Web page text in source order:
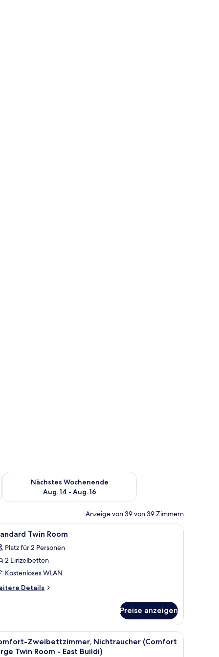
Aug. 7 - Aug. 9.
Nächstes Wochenende
Aug. 14 - Aug. 16
Überprüfe die Verfügbarkeit für nächstes Wochenende, Aug.
Anzeige von 39 von 39 Zimmern
und Spiegel. Ein Hotelzimmer mit zwei Betten, einem
1 Twin Room
Platz für 2 Personen
2 Einzelbetten
Kostenloses WLAN
Details
Preise anzeigen
kostenloses WLAN
Nachttisch und einem an der Wand befestigten Luftreiniger.
Ein Hotelzimmer mit einem Bett, einem
4
Zweibettzimmer, Nichtraucher (Comfort
Twin Room - East Buildi)